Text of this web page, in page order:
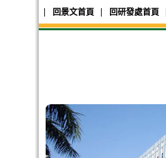
回景文首頁 回研發處首頁